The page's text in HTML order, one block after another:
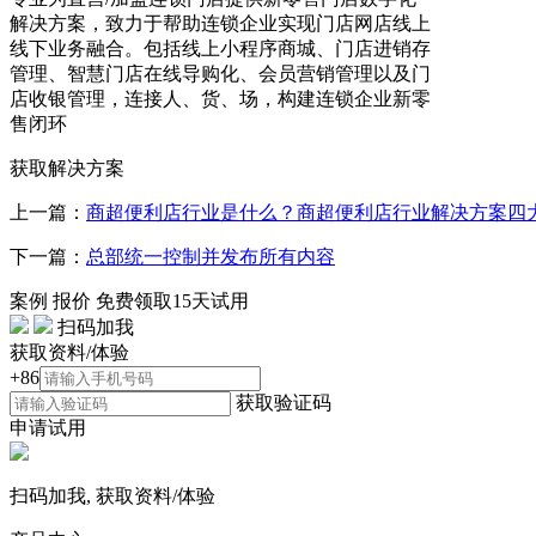
解决方案，致力于帮助连锁企业实现门店网店线上
线下业务融合。包括线上小程序商城、门店进销存
管理、智慧门店在线导购化、会员营销管理以及门
店收银管理，连接人、货、场，构建连锁企业新零
售闭环
获取解决方案
上一篇： 商超便利店行业是什么？商超便利店行业解决方案四
下一篇： 总部统一控制并发布所有内容
案例 报价 免费领取15天试用
扫码加我
获取资料/体验
+86
获取验证码
申请试用
扫码加我, 获取资料/体验